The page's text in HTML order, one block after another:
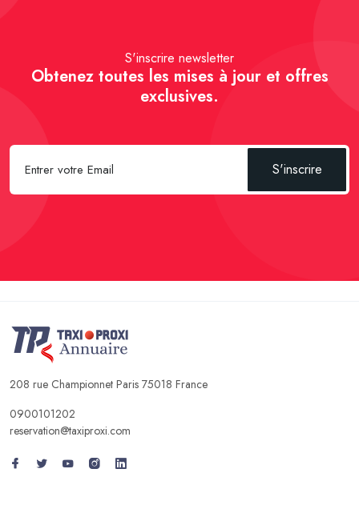
S'inscrire newsletter
Obtenez toutes les mises à jour et offres
exclusives.
S'inscrire
208 rue Championnet Paris 75018 France
0900101202
reservation@taxiproxi.com